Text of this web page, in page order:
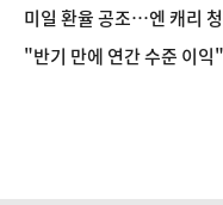
미일 환율 공조…엔 캐리
"반기 만에 연간 수준 이